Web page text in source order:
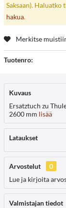
Saksaan). Haluatko
hakua.
Merkitse
Tuotenro:
Kuvaus
Ersatztuch zu
2600 mm lisää
Lataukset
Arvostelut
0
Lue ja kirjoita
Valmistajan tiedot